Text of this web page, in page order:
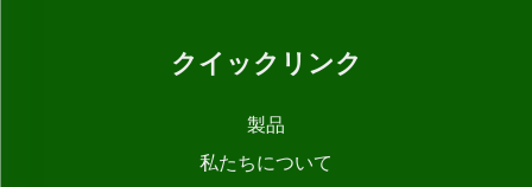
クイックリンク
製品
私たちについて